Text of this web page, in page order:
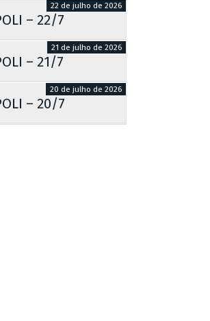
– 22/7
22 de julho de 2026
– 21/7
21 de julho de 2026
– 20/7
20 de julho de 2026